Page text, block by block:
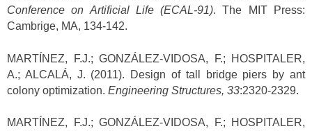
Conference on Artificial Life (ECAL-91). The MIT Press:
Cambrige, MA, 134-142.
MARTÍNEZ, F.J.; GONZÁLEZ-VIDOSA, F.; HOSPITALER,
A.; ALCALÁ, J. (2011). Design of tall bridge piers by ant
colony optimization. Engineering Structures, 33:2320-2329.
MARTÍNEZ, F.J.; GONZÁLEZ-VIDOSA, F.; HOSPITALER,